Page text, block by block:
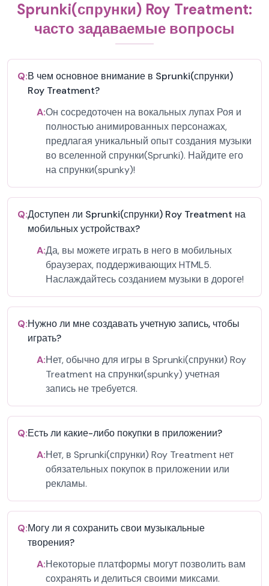
Sprunki(спрунки) Roy Treatment:
часто задаваемые вопросы
Q:В чем основное внимание в Sprunki(спрунки)
Roy Treatment?
A:Он сосредоточен на вокальных лупах Роя и
полностью анимированных персонажах,
предлагая уникальный опыт создания музыки
во вселенной спрунки(Sprunki). Найдите его
на спрунки(spunky)!
Q:Доступен ли Sprunki(спрунки) Roy Treatment на
мобильных устройствах?
A:Да, вы можете играть в него в мобильных
браузерах, поддерживающих HTML5.
Наслаждайтесь созданием музыки в дороге!
Q:Нужно ли мне создавать учетную запись, чтобы
играть?
A:Нет, обычно для игры в Sprunki(спрунки) Roy
Treatment на спрунки(spunky) учетная
запись не требуется.
Q:Есть ли какие-либо покупки в приложении?
A:Нет, в Sprunki(спрунки) Roy Treatment нет
обязательных покупок в приложении или
рекламы.
Q:Могу ли я сохранить свои музыкальные
творения?
A:Некоторые платформы могут позволить вам
сохранять и делиться своими миксами.